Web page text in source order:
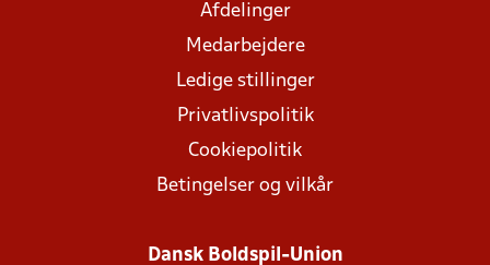
Afdelinger
Medarbejdere
Ledige stillinger
Privatlivspolitik
Cookiepolitik
Betingelser og vilkår
Dansk Boldspil-Union